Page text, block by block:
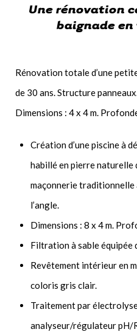
Une rénovation
baignade
Rénovation totale d’une
de 30 ans. Structure
Dimensions : 4 x 4 m.
Création d’une piscine à
habillé en pierre naturelle
maçonnerie traditionnelle
l’angle.
Dimensions : 8 x 4 m.
Filtration à sable équipée
Revêtement intérieur en
coloris gris clair.
Traitement par
analyseur/régulateur pH/